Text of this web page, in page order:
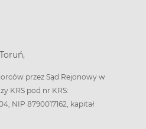
przez Sąd Rejonowy w
KRS pod nr KRS:
NIP 8790017162, kapitał